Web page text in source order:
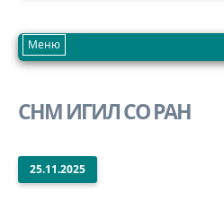
НАУКА
ВНУТРЕННИЙ САЙТ
Меню
СНМ ИГИЛ СО РАН
25.11.2025